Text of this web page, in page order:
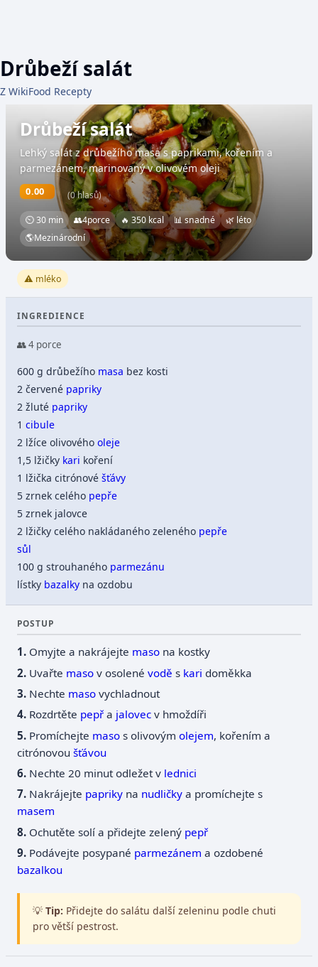
Drůbeží salát
Z WikiFood Recepty
Drůbeží salát
Lehký salát z drůbežího masa s paprikami, kořením a
parmezánem, marinovaný v olivovém oleji
0.00 (0 hlasů)
⏲ 30 min 👥4porce 🔥 350 kcal 📊 snadné
🌿 léto
🌎Mezinárodní
⚠️ mléko
INGREDIENCE
👥 4 porce
600 g drůbežího masa bez kosti
2 červené papriky
2 žluté papriky
1cibule
2 lžíce olivovéhooleje
1,5 lžičky kari koření
1 lžička citrónovéšťávy
5 zrnek celého pepře
5 zrnek jalovce
2 lžičky celého nakládaného zeleného pepře
sůl
100 g strouhaného parmezánu
lístky bazalky na ozdobu
POSTUP
Omyjte a nakrájejte maso na kostky
Uvařte maso v osolenévodě s kari doměkka
Nechte maso vychladnout
Rozdrtěte pepř a jalovec v hmoždíři
Promíchejte maso s olivovýmolejem, kořením a
citrónovoušťávou
Nechte 20 minut odležet v lednici
Nakrájejte papriky na nudličky a promíchejte s
masem
Ochutěte solí a přidejte zelený pepř
Podávejte posypané parmezánem a ozdobené
bazalkou
💡 Tip: Přidejte do salátu další zeleninu podle chuti
pro větší pestrost.